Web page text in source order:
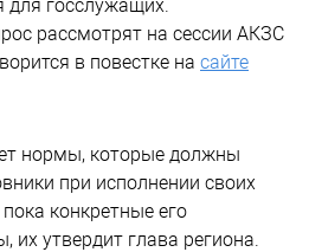
для госслужащих.
рассмотрят на сессии АКЗС
в повестке на сайте
нормы, которые должны
при исполнении своих
конкретные его
их утвердит глава региона.